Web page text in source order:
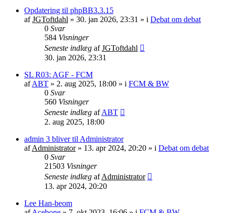
Opdatering til phpBB3.3.15
afJGToftdahl » 30. jan 2026, 23:31 » i Debat om debat
0 Svar
584 Visninger
Seneste indlæg afJGToftdahl
30. jan 2026, 23:31
SL R03: AGF - FCM
afABT » 2. aug 2025, 18:00 » i FCM & BW
0 Svar
560 Visninger
Seneste indlæg afABT
2. aug 2025, 18:00
admin 3 bliver til Administrator
afAdministrator» 13. apr 2024, 20:20 » i Debat om debat
0 Svar
21503 Visninger
Seneste indlæg afAdministrator
13. apr 2024, 20:20
Lee Han-beom